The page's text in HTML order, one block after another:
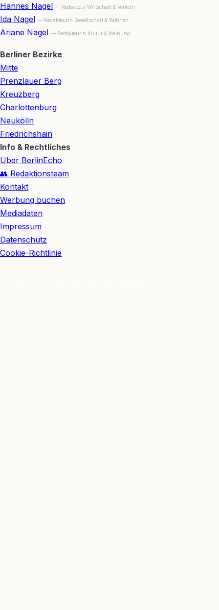
Hannes Nagel — Redakteur Wirtschaft & Verkehr
Ida Nagel — Redakteurin Gesellschaft & Wohnen
Ariane Nagel — Redakteurin Kultur & Meinung
Berliner Bezirke
Mitte
Prenzlauer Berg
Kreuzberg
Charlottenburg
Neukölln
Friedrichshain
Info & Rechtliches
Über BerlinEcho
👥 Redaktionsteam
Kontakt
Werbung buchen
Mediadaten
Impressum
Datenschutz
Cookie-Richtlinie